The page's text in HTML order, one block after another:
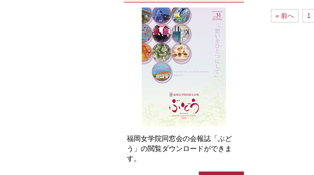
« 前へ 1
福岡女学院同窓会の会報誌「ぶど
う」の閲覧ダウンロードができま
す。